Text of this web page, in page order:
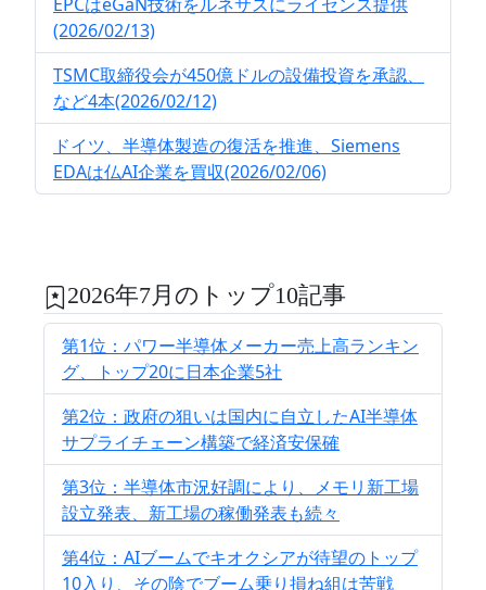
(2026/02/13)
TSMC取締役会が450億ドルの設備投資を承認、
など4本(2026/02/12)
ドイツ、半導体製造の復活を推進、Siemens
EDAは仏AI企業を買収(2026/02/06)
2026年7月のトップ10記事
第1位：パワー半導体メーカー売上高ランキン
グ、トップ20に日本企業5社
第2位：政府の狙いは国内に自立したAI半導体
サプライチェーン構築で経済安保確
第3位：半導体市況好調により、メモリ新工場
設立発表、新工場の稼働発表も続々
第4位：AIブームでキオクシアが待望のトップ
10入り、その陰でブーム乗り損ね組は苦戦